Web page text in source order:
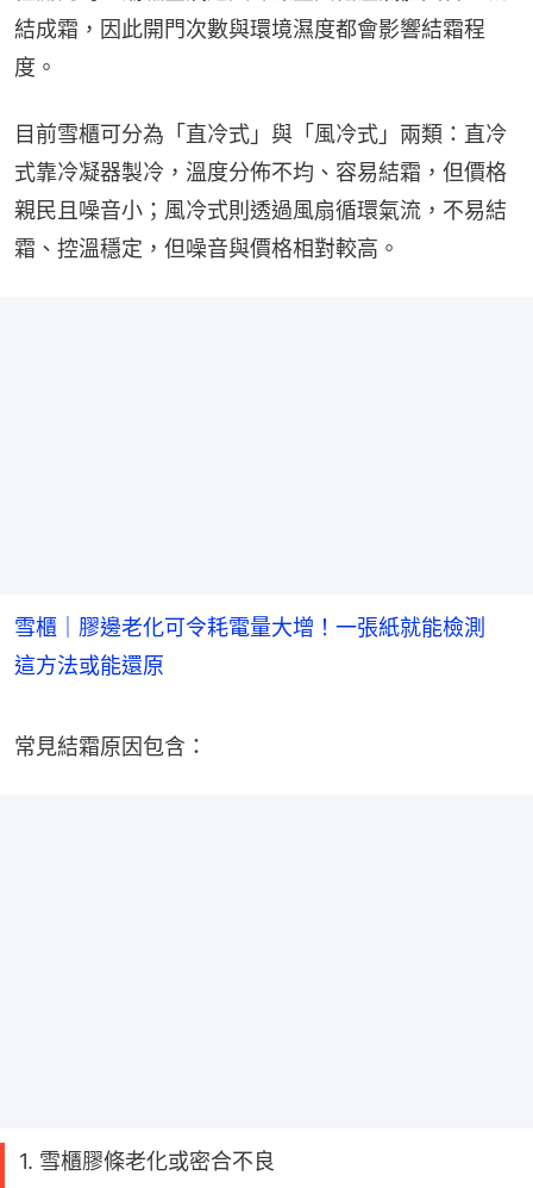
結成霜，因此開門次數與環境濕度都會影響結霜程
度。
目前雪櫃可分為「直冷式」與「風冷式」兩類：直冷
式靠冷凝器製冷，溫度分佈不均、容易結霜，但價格
親民且噪音小；風冷式則透過風扇循環氣流，不易結
霜、控溫穩定，但噪音與價格相對較高。
雪櫃｜膠邊老化可令耗電量大增！一張紙就能檢測
這方法或能還原
常見結霜原因包含：
1. 雪櫃膠條老化或密合不良